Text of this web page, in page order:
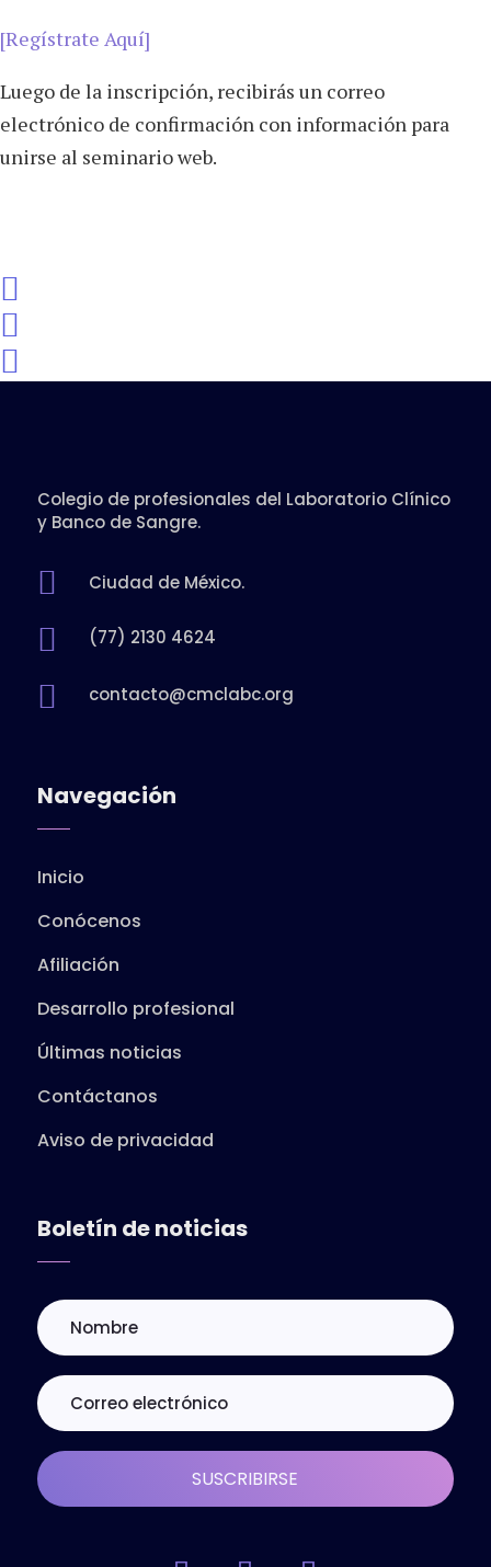
[Regístrate Aquí]
Luego de la inscripción, recibirás un correo
electrónico de confirmación con información para
unirse al seminario web.



Colegio de profesionales del Laboratorio Clínico
y Banco de Sangre.
 Ciudad de México.
 (77) 2130 4624
 contacto@cmclabc.org
Navegación
Inicio
Conócenos
Afiliación
Desarrollo profesional
Últimas noticias
Contáctanos
Aviso de privacidad
Boletín de noticias
SUSCRIBIRSE